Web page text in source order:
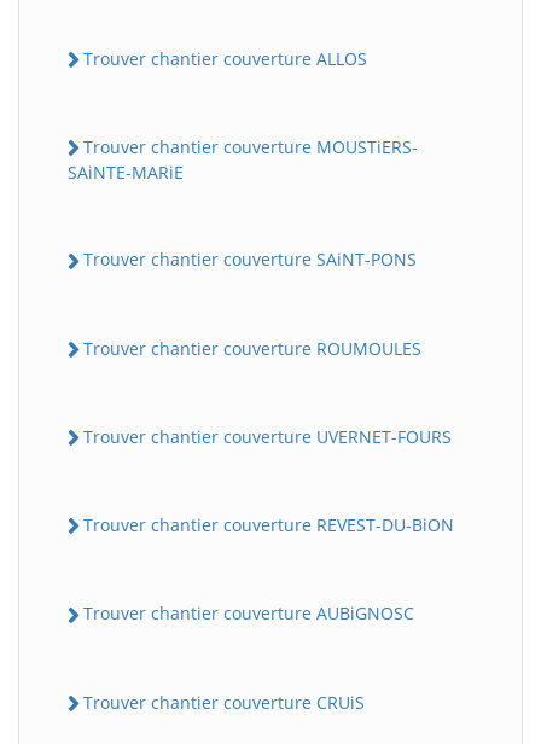
Trouver chantier couverture ALLOS
Trouver chantier couverture MOUSTiERS-
SAiNTE-MARiE
Trouver chantier couverture SAiNT-PONS
Trouver chantier couverture ROUMOULES
Trouver chantier couverture UVERNET-FOURS
Trouver chantier couverture REVEST-DU-BiON
Trouver chantier couverture AUBiGNOSC
Trouver chantier couverture CRUiS